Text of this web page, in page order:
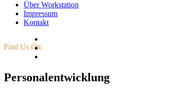
Über Workstation
Impressum
Kontakt
Find Us On:
Personalentwicklung